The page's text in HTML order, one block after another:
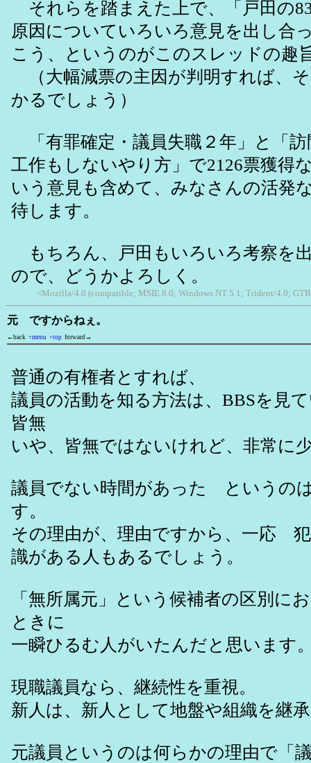
それらを踏まえた上で、「戸田の
原因についていろいろ意見を出し合
こう、というのがこのスレッドの趣
（大幅減票の主因が判明すれば、
かるでしょう）
「有罪確定・議員失職２年」と「
工作もしないやり方」で2126票獲得
いう意見も含めて、みなさんの活発
待します。
もちろん、戸田もいろいろ考察を
ので、どうかよろしく。
<Mozilla/4.0 (compatible; MSIE 8.0; Windows NT 5.1; Trident/4.0;
元 ですからねぇ。
←back ↑menu ↑top forward→
普通の有権者とすれば、
議員の活動を知る方法は、BBSを見
皆無
いや、皆無ではないけれど、非常に
議員でない時間があった というの
す。
その理由が、理由ですから、一応
識がある人もあるでしょう。
「無所属元」という候補者の区別に
ときに
一瞬ひるむ人がいたんだと思います
現職議員なら、継続性を重視。
新人は、新人として地盤や組織を継
元議員というのは何らかの理由で「